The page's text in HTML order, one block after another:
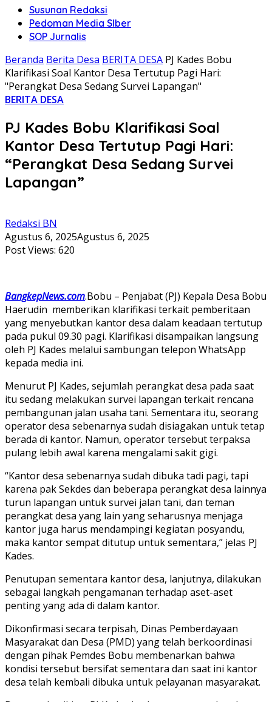
Susunan Redaksi
Pedoman Media SIber
SOP Jurnalis
Beranda Berita Desa BERITA DESA PJ Kades Bobu
Klarifikasi Soal Kantor Desa Tertutup Pagi Hari:
"Perangkat Desa Sedang Survei Lapangan"
BERITA DESA
PJ Kades Bobu Klarifikasi Soal
Kantor Desa Tertutup Pagi Hari:
“Perangkat Desa Sedang Survei
Lapangan”
Redaksi BN
Agustus 6, 2025Agustus 6, 2025
Post Views: 620
BangkepNews.com.Bobu – Penjabat (PJ) Kepala Desa Bobu
Haerudin memberikan klarifikasi terkait pemberitaan
yang menyebutkan kantor desa dalam keadaan tertutup
pada pukul 09.30 pagi. Klarifikasi disampaikan langsung
oleh PJ Kades melalui sambungan telepon WhatsApp
kepada media ini.
Menurut PJ Kades, sejumlah perangkat desa pada saat
itu sedang melakukan survei lapangan terkait rencana
pembangunan jalan usaha tani. Sementara itu, seorang
operator desa sebenarnya sudah disiagakan untuk tetap
berada di kantor. Namun, operator tersebut terpaksa
pulang lebih awal karena mengalami sakit gigi.
“Kantor desa sebenarnya sudah dibuka tadi pagi, tapi
karena pak Sekdes dan beberapa perangkat desa lainnya
turun lapangan untuk survei jalan tani, dan teman
perangkat desa yang lain yang seharusnya menjaga
kantor juga harus mendampingi kegiatan posyandu,
maka kantor sempat ditutup untuk sementara,” jelas PJ
Kades.
Penutupan sementara kantor desa, lanjutnya, dilakukan
sebagai langkah pengamanan terhadap aset-aset
penting yang ada di dalam kantor.
Dikonfirmasi secara terpisah, Dinas Pemberdayaan
Masyarakat dan Desa (PMD) yang telah berkoordinasi
dengan pihak Pemdes Bobu membenarkan bahwa
kondisi tersebut bersifat sementara dan saat ini kantor
desa telah kembali dibuka untuk pelayanan masyarakat.